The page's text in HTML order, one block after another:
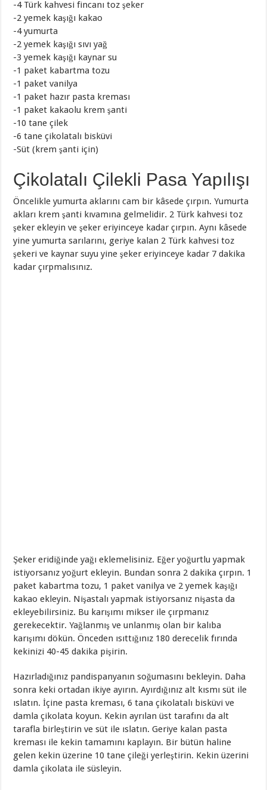
-4 Türk kahvesi fincanı toz şeker
-2 yemek kaşığı kakao
-4 yumurta
-2 yemek kaşığı sıvı yağ
-3 yemek kaşığı kaynar su
-1 paket kabartma tozu
-1 paket vanilya
-1 paket hazır pasta kreması
-1 paket kakaolu krem şanti
-10 tane çilek
-6 tane çikolatalı bisküvi
-Süt (krem şanti için)
Çikolatalı Çilekli Pasa Yapılışı
Öncelikle yumurta aklarını cam bir kâsede çırpın. Yumurta
akları krem şanti kıvamına gelmelidir. 2 Türk kahvesi toz
şeker ekleyin ve şeker eriyinceye kadar çırpın. Aynı kâsede
yine yumurta sarılarını, geriye kalan 2 Türk kahvesi toz
şekeri ve kaynar suyu yine şeker eriyinceye kadar 7 dakika
kadar çırpmalısınız.
Şeker eridiğinde yağı eklemelisiniz. Eğer yoğurtlu yapmak
istiyorsanız yoğurt ekleyin. Bundan sonra 2 dakika çırpın. 1
paket kabartma tozu, 1 paket vanilya ve 2 yemek kaşığı
kakao ekleyin. Nişastalı yapmak istiyorsanız nişasta da
ekleyebilirsiniz. Bu karışımı mikser ile çırpmanız
gerekecektir. Yağlanmış ve unlanmış olan bir kalıba
karışımı dökün. Önceden ısıttığınız 180 derecelik fırında
kekinizi 40-45 dakika pişirin.
Hazırladığınız pandispanyanın soğumasını bekleyin. Daha
sonra keki ortadan ikiye ayırın. Ayırdığınız alt kısmı süt ile
ıslatın. İçine pasta kreması, 6 tana çikolatalı bisküvi ve
damla çikolata koyun. Kekin ayrılan üst tarafını da alt
tarafla birleştirin ve süt ile ıslatın. Geriye kalan pasta
kreması ile kekin tamamını kaplayın. Bir bütün haline
gelen kekin üzerine 10 tane çileği yerleştirin. Kekin üzerini
damla çikolata ile süsleyin.